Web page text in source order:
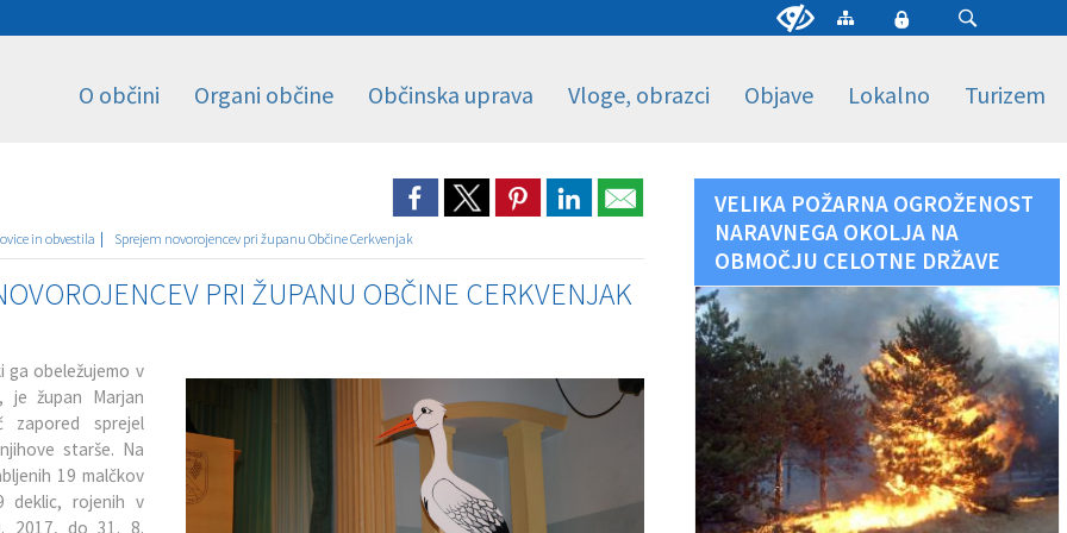
O občini Organi občine Občinska uprava Vloge, obrazci Objave Lokalno Turizem
in obvestila Sprejem novorojencev pri županu Občine Cerkvenjak
PRI ŽUPANU OBČINE CERKVENJAK
ga obeležujemo v
je župan Marjan
zapored sprejel
starše. Na
19 malčkov
deklic, rojenih v
2017, do 31. 8.
VELIKA POŽARNA OGROŽENOST
NARAVNEGA OKOLJA NA
OBMOČJU CELOTNE DRŽAVE